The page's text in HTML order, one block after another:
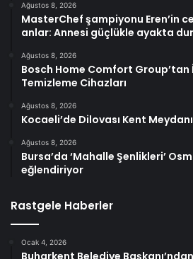
Ağustos 8, 2026
MasterChef şampiyonu Eren’in
anlar: Annesi güçlükle ayakta
Ağustos 8, 2026
Bosch Home Comfort Group’tan
Temizleme Cihazları
Ağustos 8, 2026
Kocaeli’de Dilovası Kent Meydanı
Ağustos 8, 2026
Bursa’da ‘Mahalle Şenlikleri’
eğlendiriyor
Rastgele Haberler
Ocak 4, 2026